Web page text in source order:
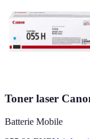
Toner laser
Batterie Mobile